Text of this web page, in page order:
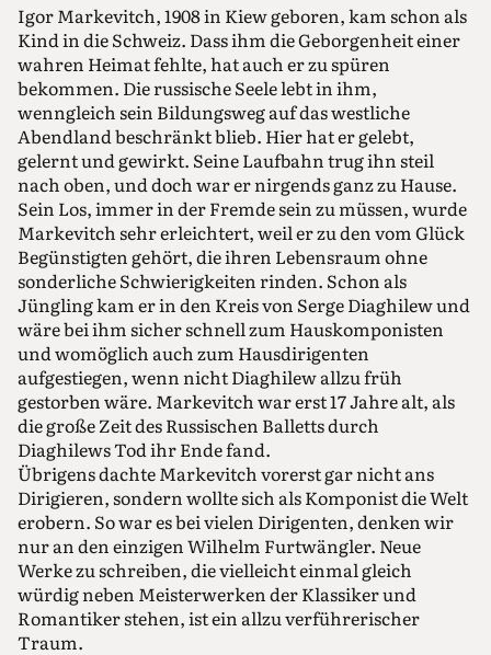
Igor Markevitch, 1908 in Kiew geboren, kam schon als
Kind in die Schweiz. Dass ihm die Geborgenheit einer
wahren Heimat fehlte, hat auch er zu spüren
bekommen. Die russische Seele lebt in ihm,
wenngleich sein Bildungsweg auf das westliche
Abendland beschränkt blieb. Hier hat er gelebt,
gelernt und gewirkt. Seine Laufbahn trug ihn steil
nach oben, und doch war er nirgends ganz zu Hause.
Sein Los, immer in der Fremde sein zu müssen, wurde
Markevitch sehr erleichtert, weil er zu den vom Glück
Begünstigten gehört, die ihren Lebensraum ohne
sonderliche Schwierigkeiten rinden. Schon als
Jüngling kam er in den Kreis von Serge Diaghilew und
wäre bei ihm sicher schnell zum Hauskomponisten
und womöglich auch zum Hausdirigenten
aufgestiegen, wenn nicht Diaghilew allzu früh
gestorben wäre. Markevitch war erst 17 Jahre alt, als
die große Zeit des Russischen Balletts durch
Diaghilews Tod ihr Ende fand.
Übrigens dachte Markevitch vorerst gar nicht ans
Dirigieren, sondern wollte sich als Komponist die Welt
erobern. So war es bei vielen Dirigenten, denken wir
nur an den einzigen Wilhelm Furtwängler. Neue
Werke zu schreiben, die vielleicht einmal gleich
würdig neben Meisterwerken der Klassiker und
Romantiker stehen, ist ein allzu verführerischer
Traum.